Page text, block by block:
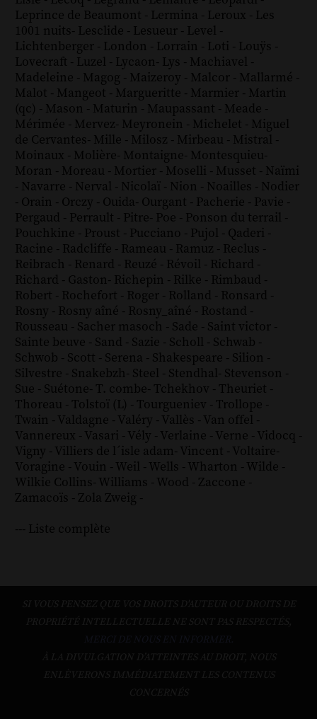
Leprince de Beaumont - Lermina - Leroux - Les
1001 nuits- Lesclide - Lesueur - Level -
Lichtenberger - London - Lorrain - Loti - Louÿs -
Lovecraft - Luzel - Lycaon- Lys - Machiavel -
Madeleine - Magog - Maizeroy - Malcor - Mallarmé -
Malot - Mangeot - Margueritte - Marmier - Martin
(qc) - Mason - Maturin - Maupassant - Meade -
Mérimée - Mervez- Meyronein - Michelet - Miguel
de Cervantes- Mille - Milosz - Mirbeau - Mistral -
Moinaux - Molière- Montaigne- Montesquieu-
Moran - Moreau - Mortier - Moselli - Musset - Naïmi
- Navarre - Nerval - Nicolaï - Nion - Noailles - Nodier
- Orain - Orczy - Ouida- Ourgant - Pacherie - Pavie -
Pergaud - Perrault - Pitre- Poe - Ponson du terrail -
Pouchkine - Proust - Pucciano - Pujol - Qaderi -
Racine - Radcliffe - Rameau - Ramuz - Reclus -
Reibrach - Renard - Reuzé - Révoil - Richard -
Richard - Gaston- Richepin - Rilke - Rimbaud -
Robert - Rochefort - Roger - Rolland - Ronsard -
Rosny - Rosny aîné - Rosny_aîné - Rostand -
Rousseau - Sacher masoch - Sade - Saint victor -
Sainte beuve - Sand - Sazie - Scholl - Schwab -
Schwob - Scott - Serena - Shakespeare - Silion -
Silvestre - Snakebzh- Steel - Stendhal- Stevenson -
Sue - Suétone- T. combe- Tchekhov - Theuriet -
Thoreau - Tolstoï (L) - Tourgueniev - Trollope -
Twain - Valdagne - Valéry - Vallès - Van offel -
Vannereux - Vasari - Vély - Verlaine - Verne - Vidocq -
Vigny - Villiers de l´isle adam- Vincent - Voltaire-
Voragine - Vouin - Weil - Wells - Wharton - Wilde -
Wilkie Collins- Williams - Wood - Zaccone -
Zamacoïs - Zola Zweig -
--- Liste complète